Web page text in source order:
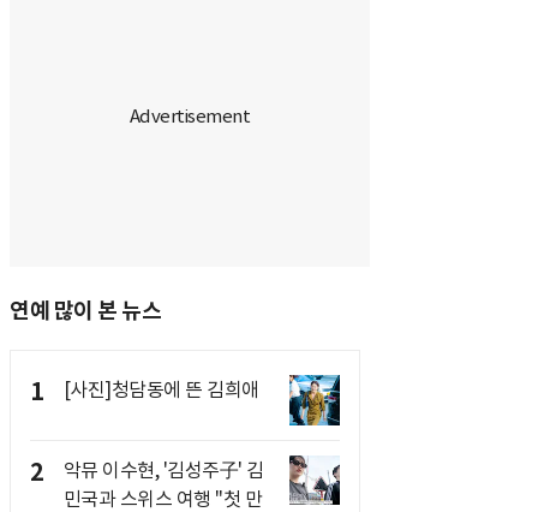
연예 많이 본 뉴스
1 [사진]청담동에 뜬 김희애
2
악뮤 이수현, '김성주子' 김
민국과 스위스 여행 "첫 만